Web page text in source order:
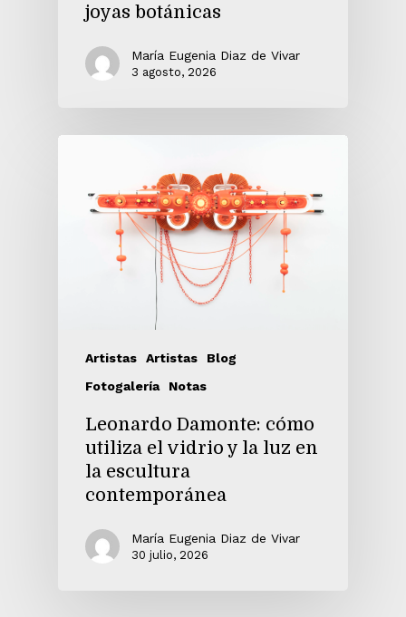
joyas botánicas
María Eugenia Diaz de Vivar
3 agosto, 2026
Artistas Artistas
Blog
Fotogalería
Notas
Leonardo Damonte: cómo
utiliza el vidrio y la luz en
la escultura
contemporánea
María Eugenia Diaz de Vivar
30 julio, 2026